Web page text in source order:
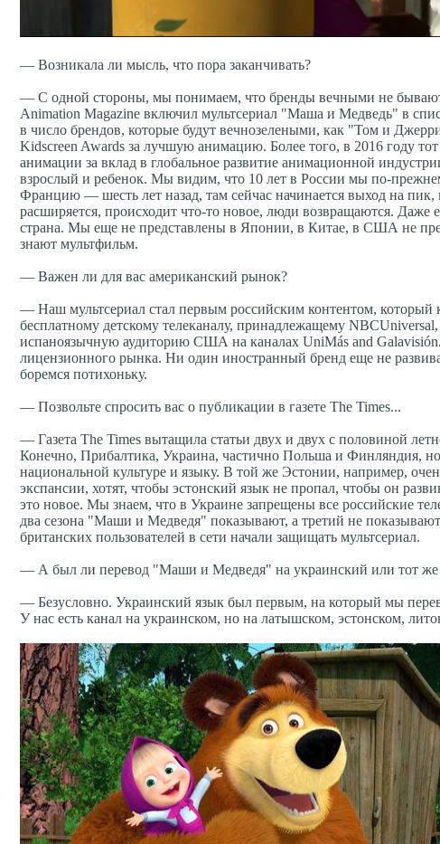
— Возникала ли мысль, что пора заканчивать?
— С одной стороны, мы понимаем, что бренды вечными не
Animation Magazine включил мультсериал "Маша и Медведь" в
в число брендов, которые будут вечнозелеными, как "Том и
Kidscreen Awards за лучшую анимацию. Более того, в 2016 году
анимации за вклад в глобальное развитие анимационной
взрослый и ребенок. Мы видим, что 10 лет в России мы по-
Францию — шесть лет назад, там сейчас начинается выход на
расширяется, происходит что-то новое, люди возвращаются. Даже
страна. Мы еще не представлены в Японии, в Китае, в США не
знают мультфильм.
— Важен ли для вас американский рынок?
— Наш мультсериал стал первым российским контентом, который
бесплатному детскому телеканалу, принадлежащему
испаноязычную аудиторию США на каналах UniMás and
лицензионного рынка. Ни один иностранный бренд еще не
боремся потихоньку.
— Позвольте спросить вас о публикации в газете The Times...
— Газета The Times вытащила статьи двух и двух с половиной
Конечно, Прибалтика, Украина, частично Польша и Финляндия,
национальной культуре и языку. В той же Эстонии, например,
экспансии, хотят, чтобы эстонский язык не пропал, чтобы он
это новое. Мы знаем, что в Украине запрещены все российские
два сезона "Маши и Медведя" показывают, а третий не
британских пользователей в сети начали защищать мультсериал.
— А был ли перевод "Маши и Медведя" на украинский или тот же
— Безусловно. Украинский язык был первым, на который мы
У нас есть канал на украинском, но на латышском, эстонском,